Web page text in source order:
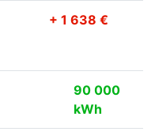
+ 1 638 €
90 000
kWh